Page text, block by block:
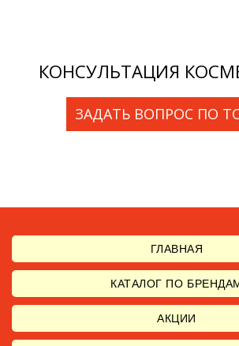
КОНСУЛЬТАЦИЯ
ЗАДАТЬ ВОПРОС ПО
ГЛАВНАЯ
КАТАЛОГ ПО
АКЦИИ